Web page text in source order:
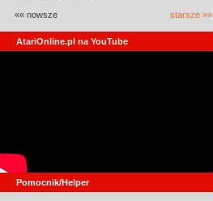
«« nowsze starsze »»
AtariOnline.pl na YouTube
Pomocnik/Helper